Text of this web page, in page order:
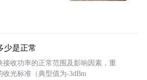
少是正常
接收功率的正常范围及影响因素，重
收光标准（典型值为-3dBm